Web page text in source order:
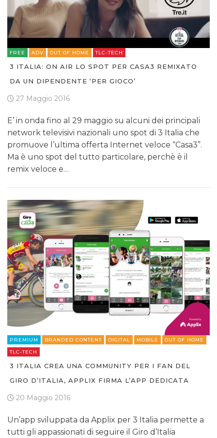
FREE ADV OUT OF HOME TLC-TECH
3 ITALIA: ON AIR LO SPOT PER CASA3 REMIXATO
DA UN DIPENDENTE ‘PER GIOCO’
27 Maggio 2016
E’ in onda fino al 29 maggio su alcuni dei principali
network televisivi nazionali uno spot di 3 Italia che
promuove l’ultima offerta Internet veloce “Casa3”.
Ma è uno spot del tutto particolare, perchè è il
remix veloce e…
PREMIUM BRANDED CONTENT DIGITAL MOBILE
OUT OF HOME
TLC-TECH
3 ITALIA CREA UNA COMMUNITY PER I FAN DEL
GIRO D’ITALIA, APPLIX FIRMA L’APP DEDICATA
20 Maggio 2016
Un’app sviluppata da Applix per 3 Italia permette a
tutti gli appassionati di seguire il Giro d’Italia